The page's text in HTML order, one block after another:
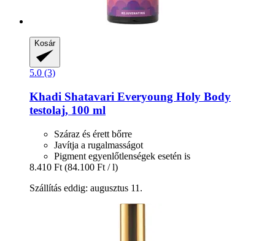
Kosár
5.0 (3)
Khadi Shatavari Everyoung Holy Body
testolaj, 100 ml
Száraz és érett bőrre
Javítja a rugalmasságot
Pigment egyenlőtlenségek esetén is
8.410 Ft (84.100 Ft / l)
Szállítás eddig: augusztus 11.